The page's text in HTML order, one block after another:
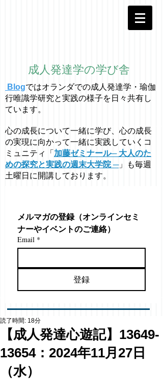
成人発達学の学び舎
Blogではオラ ンダでの成人発達学・ 瑜伽
行唯識学研究と実践の様子を日々共有し
ています。
心の成長について一緒に学び、心の成長
の実現に向かって一緒に実践していくコ
ミュニティ「 加藤ゼミナール─ 大人のた
めの探究と実践の週末大学院 ─」も毎週
土曜日に開講しております。
メルマガの登録（オンラインセミ
ナーやイベントのご連絡）
Email *
登録
【成人発達心遊記】13649-
13654：2024年11月27日
（水）
読了時間: 18分